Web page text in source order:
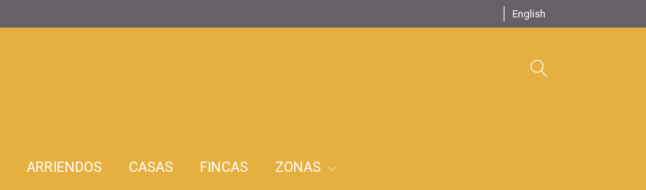
English
ARRIENDOS CASAS FINCAS ZONAS